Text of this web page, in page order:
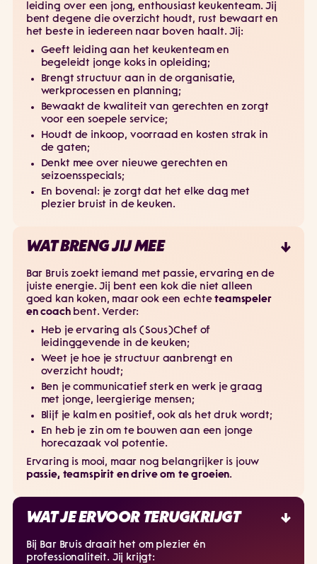
leiding over een jong, enthousiast keukenteam. Jij
bent degene die overzicht houdt, rust bewaart en
het beste in iedereen naar boven haalt. Jij:
Geeft leiding aan het keukenteam en
begeleidt jonge koks in opleiding;
Brengt structuur aan in de organisatie,
werkprocessen en planning;
Bewaakt de kwaliteit van gerechten en zorgt
voor een soepele service;
Houdt de inkoop, voorraad en kosten strak in
de gaten;
Denkt mee over nieuwe gerechten en
seizoensspecials;
En bovenal: je zorgt dat het elke dag met
plezier bruist in de keuken.
WAT BRENG JIJ MEE
Bar Bruis zoekt iemand met passie, ervaring en de
juiste energie. Jij bent een kok die niet alleen
goed kan koken, maar ook een echteteamspeler
en coachbent. Verder:
Heb je ervaring als (Sous)Chef of
leidinggevende in de keuken;
Weet je hoe je structuur aanbrengt en
overzicht houdt;
Ben je communicatief sterk en werk je graag
met jonge, leergierige mensen;
Blijf je kalm en positief, ook als het druk wordt;
En heb je zin om te bouwen aan een jonge
horecazaak vol potentie.
Ervaring is mooi, maar nog belangrijker is jouw
passie, teamspirit en drive om te groeien.
WAT JE ERVOOR TERUGKRIJGT
Bij Bar Bruis draait het om plezier én
professionaliteit. Jij krijgt: